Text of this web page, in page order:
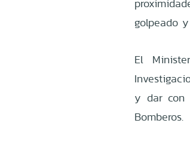
golpeado
El
y dar con
Bomberos.